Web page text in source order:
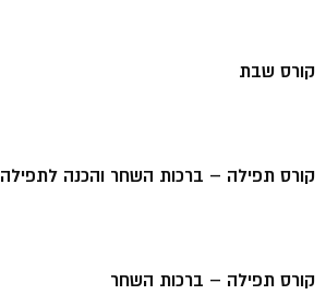
קורס שבת
קורס תפילה – ברכות השחר והכנה לתפילה
קורס תפילה – ברכות השחר